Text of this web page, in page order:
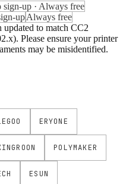
sign-up · Always free
upAlways free
updated to match CC2
Please ensure your printer
may be misidentified.
ERYONE
POLYMAKER
ESUN